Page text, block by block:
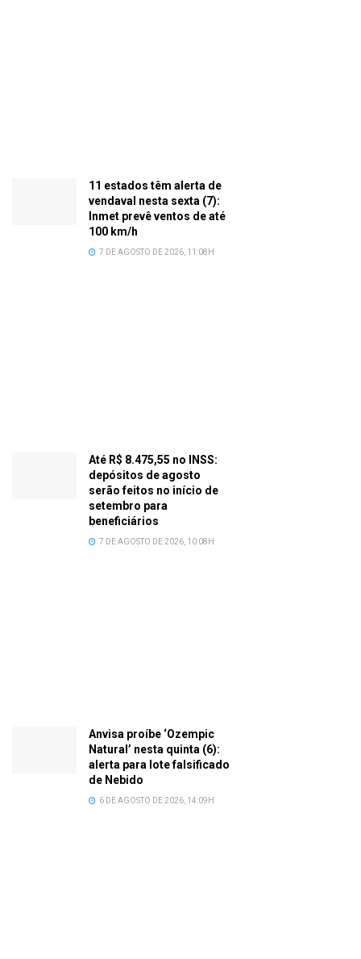
11 estados têm alerta de
vendaval nesta sexta (7):
Inmet prevê ventos de até
100 km/h
7 DE AGOSTO DE 2026, 11:08H
Até R$ 8.475,55 no INSS:
depósitos de agosto
serão feitos no início de
setembro para
beneficiários
7 DE AGOSTO DE 2026, 10:08H
Anvisa proíbe ‘Ozempic
Natural’ nesta quinta (6):
alerta para lote falsificado
de Nebido
6 DE AGOSTO DE 2026, 14:09H